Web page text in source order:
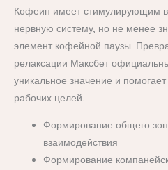
Кофеин имеет стимулирующим
нервную систему, но не менее
элемент кофейной паузы.
релаксации Максбет
уникальное значение и
рабочих целей.
Формирование общего
взаимодействия
Формирование